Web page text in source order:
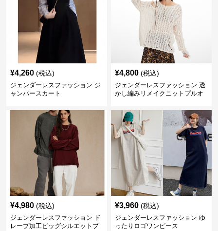
¥4,260 (税込)
ジェンダーレスファッション ジ
ャンパースカート
¥4,800 (税込)
ジェンダーレスファッション 透
かし編みリメイクニットプルオ
¥4,980 (税込)
ジェンダーレスファッション ド
レープ加工ビッグシルエットプ
¥3,960 (税込)
ジェンダーレスファッション ゆ
ったりロゴワンピース